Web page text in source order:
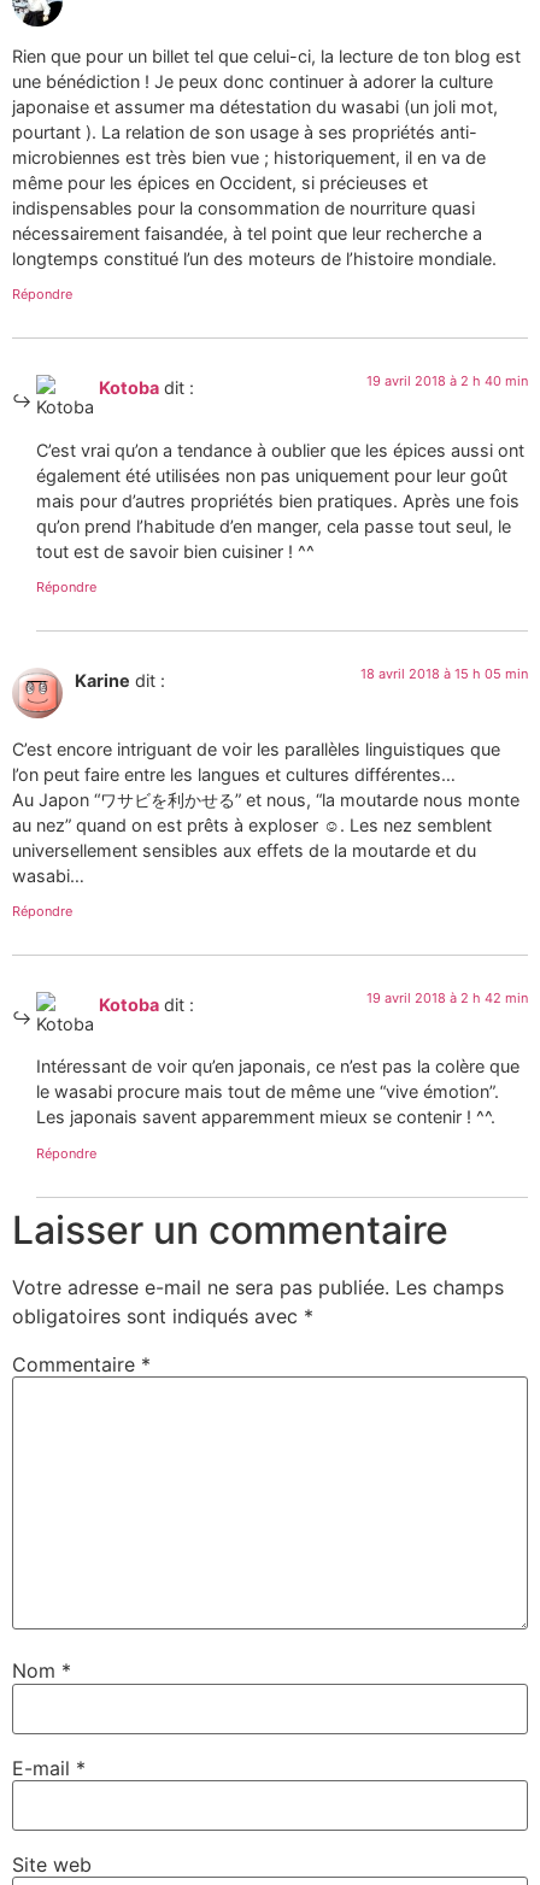
Rien que pour un billet tel que celui-ci, la lecture de ton blog est
une bénédiction ! Je peux donc continuer à adorer la culture
japonaise et assumer ma détestation du wasabi (un joli mot,
pourtant ). La relation de son usage à ses propriétés anti-
microbiennes est très bien vue ; historiquement, il en va de
même pour les épices en Occident, si précieuses et
indispensables pour la consommation de nourriture quasi
nécessairement faisandée, à tel point que leur recherche a
longtemps constitué l’un des moteurs de l’histoire mondiale.
Répondre
Kotoba dit : 19 avril 2018 à 2 h 40 min
C’est vrai qu’on a tendance à oublier que les épices aussi ont
également été utilisées non pas uniquement pour leur goût
mais pour d’autres propriétés bien pratiques. Après une fois
qu’on prend l’habitude d’en manger, cela passe tout seul, le
tout est de savoir bien cuisiner ! ^^
Répondre
Karine dit : 18 avril 2018 à 15 h 05 min
C’est encore intriguant de voir les parallèles linguistiques que
l’on peut faire entre les langues et cultures différentes…
Au Japon “ワサビを利かせる” et nous, “la moutarde nous monte
au nez” quand on est prêts à exploser ☺. Les nez semblent
universellement sensibles aux effets de la moutarde et du
wasabi…
Répondre
Kotoba dit : 19 avril 2018 à 2 h 42 min
Intéressant de voir qu’en japonais, ce n’est pas la colère que
le wasabi procure mais tout de même une “vive émotion”.
Les japonais savent apparemment mieux se contenir ! ^^.
Répondre
Laisser un commentaire
Votre adresse e-mail ne sera pas publiée. Les champs
obligatoires sont indiqués avec *
Commentaire *
Nom *
E-mail *
Site web